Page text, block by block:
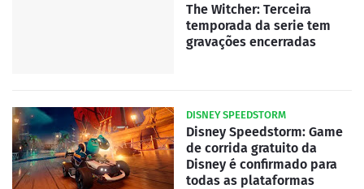
The Witcher: Terceira
temporada da serie tem
gravações encerradas
DISNEY SPEEDSTORM
Disney Speedstorm: Game
de corrida gratuito da
Disney é confirmado para
todas as plataformas